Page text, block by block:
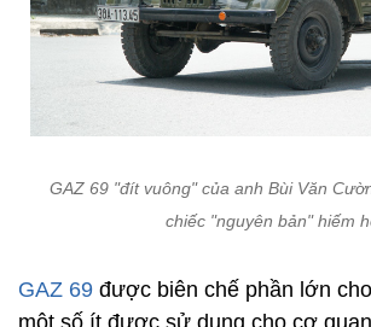
GAZ 69 "đít vuông" của anh Bùi Văn
chiếc "nguyên bản" hiếm
GAZ 69 được biên chế phần lớn
một số ít được sử dụng cho cơ